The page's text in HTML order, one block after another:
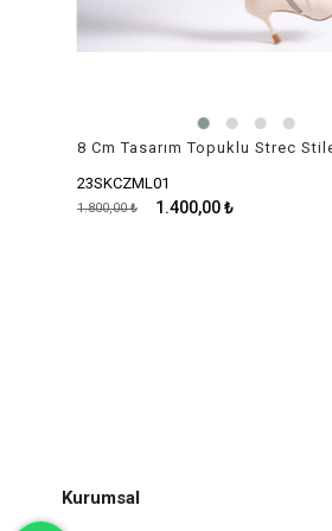
23SKCZML01
1.400,00 ₺
1.800,00 ₺
Kurumsal